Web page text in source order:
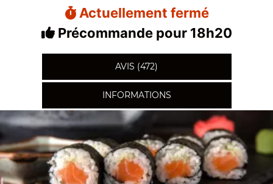
Actuellement fermé
Précommande pour 18h20
AVIS (472)
INFORMATIONS